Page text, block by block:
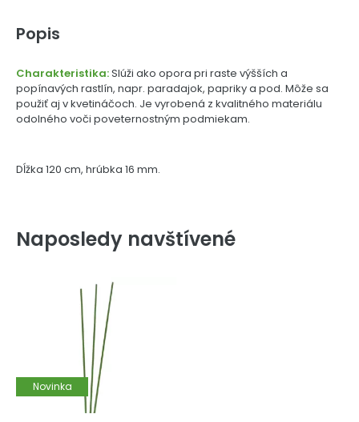
Popis
Charakteristika:Slúži ako opora pri raste výšších a
popínavých rastlín, napr. paradajok, papriky a pod. Môže sa
použiť aj v kvetináčoch. Je vyrobená z kvalitného materiálu
odolného voči poveternostným podmiekam.
Dĺžka 120 cm, hrúbka 16 mm.
Naposledy navštívené
Novinka